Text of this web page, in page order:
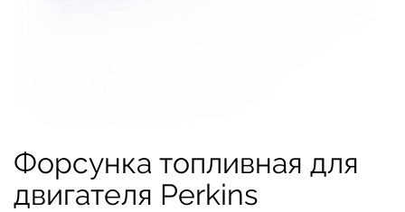
Форсунка топливная для
двигателя Perkins